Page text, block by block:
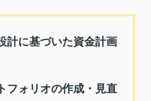
計に基づいた資金計画
フォリオの作成・見直